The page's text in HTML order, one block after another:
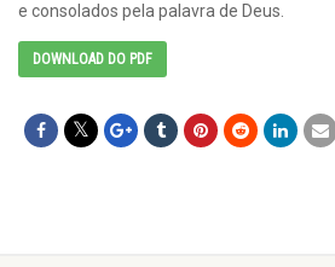
e consolados pela palavra de Deus.
DOWNLOAD DO PDF